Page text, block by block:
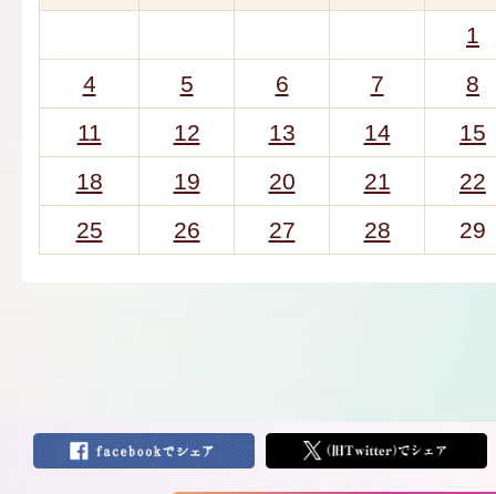
1
4
5 6 7
8
11
12 13 14
15
18
19 20 21
22
25
26 27 28 29